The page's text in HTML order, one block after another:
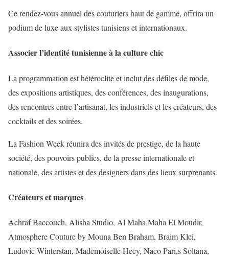
Ce rendez-vous annuel des couturiers haut de gamme, offrira un
podium de luxe aux stylistes tunisiens et internationaux.
Associer l’identité tunisienne à la culture chic
La programmation est hétéroclite et inclut des défiles de mode,
des expositions artistiques, des conférences, des inaugurations,
des rencontres entre l’artisanat, les industriels et les créateurs, des
cocktails et des soirées.
La Fashion Week réunira des invités de prestige, de la haute
société, des pouvoirs publics, de la presse internationale et
nationale, des artistes et des designers dans des lieux surprenants.
Créateurs et marques
Achraf Baccouch, Alisha Studio, Al Maha Maha El Moudir,
Atmosphere Couture by Mouna Ben Braham, Braim Klei,
Ludovic Winterstan, Mademoiselle Hecy, Naco Pari,s Soltana,